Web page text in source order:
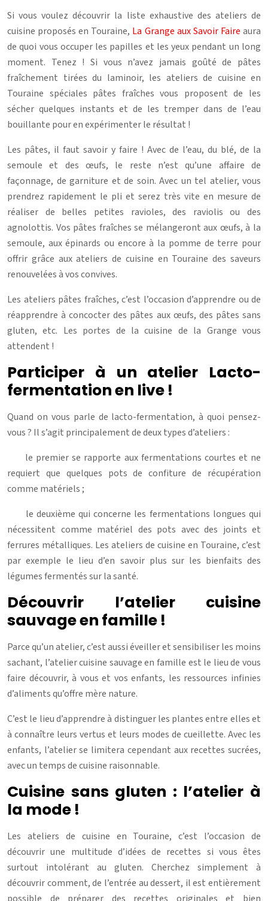
Si vous voulez découvrir la liste exhaustive des ateliers de
cuisine proposés en Touraine, La Grange aux Savoir Faire aura
de quoi vous occuper les papilles et les yeux pendant un long
moment. Tenez ! Si vous n’avez jamais goûté de pâtes
fraîchement tirées du laminoir, les ateliers de cuisine en
Touraine spéciales pâtes fraîches vous proposent de les
sécher quelques instants et de les tremper dans de l’eau
bouillante pour en expérimenter le résultat !
Les pâtes, il faut savoir y faire ! Avec de l’eau, du blé, de la
semoule et des œufs, le reste n’est qu’une affaire de
façonnage, de garniture et de soin. Avec un tel atelier, vous
prendrez rapidement le pli et serez très vite en mesure de
réaliser de belles petites ravioles, des raviolis ou des
agnolottis. Vos pâtes fraîches se mélangeront aux œufs, à la
semoule, aux épinards ou encore à la pomme de terre pour
offrir grâce aux ateliers de cuisine en Touraine des saveurs
renouvelées à vos convives.
Les ateliers pâtes fraîches, c’est l’occasion d’apprendre ou de
réapprendre à concocter des pâtes aux œufs, des pâtes sans
gluten, etc. Les portes de la cuisine de la Grange vous
attendent !
Participer à un atelier Lacto-
fermentation en live !
Quand on vous parle de lacto-fermentation, à quoi pensez-
vous ? Il s’agit principalement de deux types d’ateliers :
le premier se rapporte aux fermentations courtes et ne
requiert que quelques pots de confiture de récupération
comme matériels ;
le deuxième qui concerne les fermentations longues qui
nécessitent comme matériel des pots avec des joints et
ferrures métalliques. Les ateliers de cuisine en Touraine, c’est
par exemple le lieu d’en savoir plus sur les bienfaits des
légumes fermentés sur la santé.
Découvrir l’atelier cuisine
sauvage en famille !
Parce qu’un atelier, c’est aussi éveiller et sensibiliser les moins
sachant, l’atelier cuisine sauvage en famille est le lieu de vous
faire découvrir, à vous et vos enfants, les ressources infinies
d’aliments qu’offre mère nature.
C’est le lieu d’apprendre à distinguer les plantes entre elles et
à connaître leurs vertus et leurs modes de cueillette. Avec les
enfants, l’atelier se limitera cependant aux recettes sucrées,
avec un temps de cuisine raisonnable.
Cuisine sans gluten : l’atelier à
la mode !
Les ateliers de cuisine en Touraine, c’est l’occasion de
découvrir une multitude d’idées de recettes si vous êtes
surtout intolérant au gluten. Cherchez simplement à
découvrir comment, de l’entrée au dessert, il est entièrement
possible de préparer des recettes originales et bien